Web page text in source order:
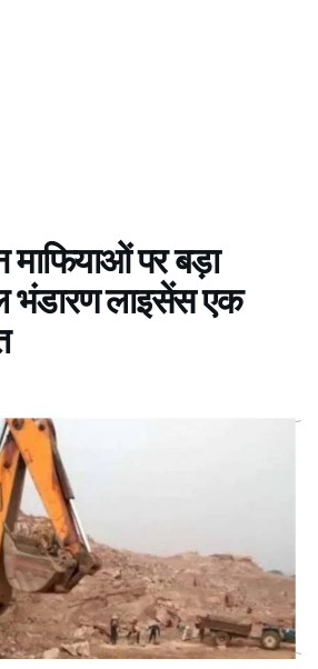
माफियाओं पर बड़ा
भंडारण लाइसेंस एक